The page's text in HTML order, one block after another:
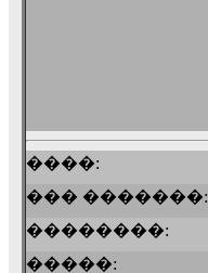
����:
��� �������:
��������:
�����: